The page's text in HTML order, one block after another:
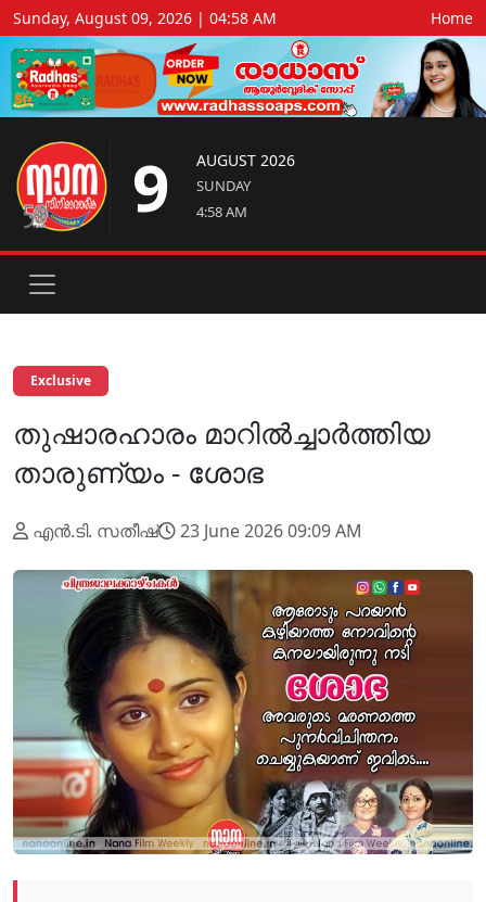
Sunday, August 09, 2026 | 04:58 AM Home
9 AUGUST 2026
SUNDAY
4:58 AM
Exclusive
തുഷാരഹാരം മാറില്‍ച്ചാര്‍ത്തിയ
താരുണ്യം - ശോഭ
എന്‍.ടി. സതീഷ് 23 June 2026 09:09 AM